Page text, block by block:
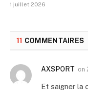
1 juillet 2026
11 COMMENTAIRES
AXSPORT on
Et saigner